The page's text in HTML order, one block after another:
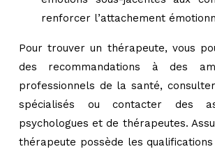
renforcer l’attachement
Pour trouver un thérapeute, vous
des recommandations à des
professionnels de la santé,
spécialisés ou contacter des
psychologues et de thérapeutes.
thérapeute possède les qualifications